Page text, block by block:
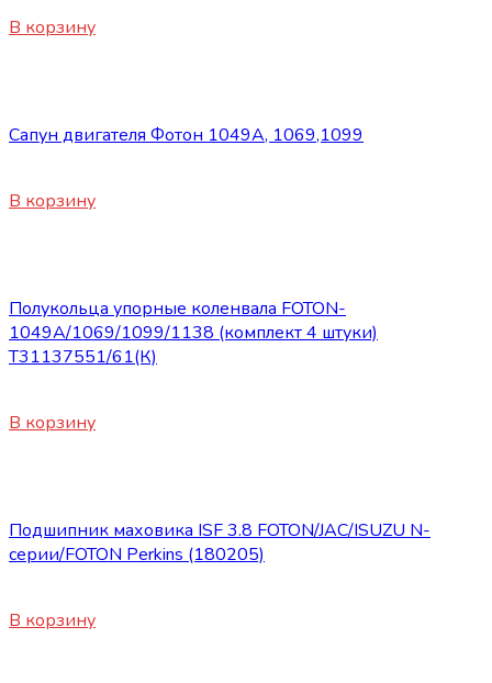
В корзину
Сапун двигателя Фотон 1049A, 1069,1099
В корзину
Полукольца упорные коленвала FOTON-
1049А/1069/1099/1138 (комплект 4 штуки)
Т31137551/61(К)
В корзину
Подшипник маховика ISF 3.8 FOTON/JAC/ISUZU N-
серии/FOTON Perkins (180205)
В корзину